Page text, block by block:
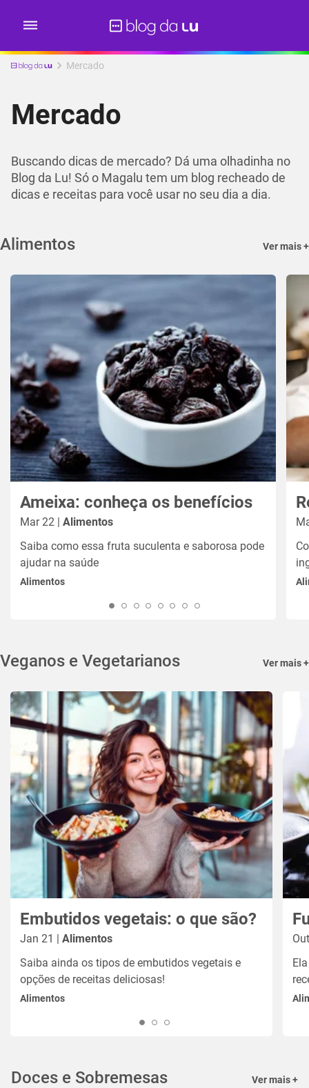
Mercado
Mercado
Buscando dicas de mercado? Dá uma olhadinha no
Blog da Lu! Só o Magalu tem um blog recheado de
dicas e receitas para você usar no seu dia a dia.
Alimentos Ver mais +
Ameixa: conheça os benefícios
Mar 22 | Alimentos
Saiba como essa fruta suculenta e saborosa pode
ajudar na saúde
Alimentos
Veganos e Vegetarianos Ver mais +
Embutidos vegetais: o que são?
Jan 21 | Alimentos
Saiba ainda os tipos de embutidos vegetais e
opções de receitas deliciosas!
Alimentos
Doces e Sobremesas Ver mais +